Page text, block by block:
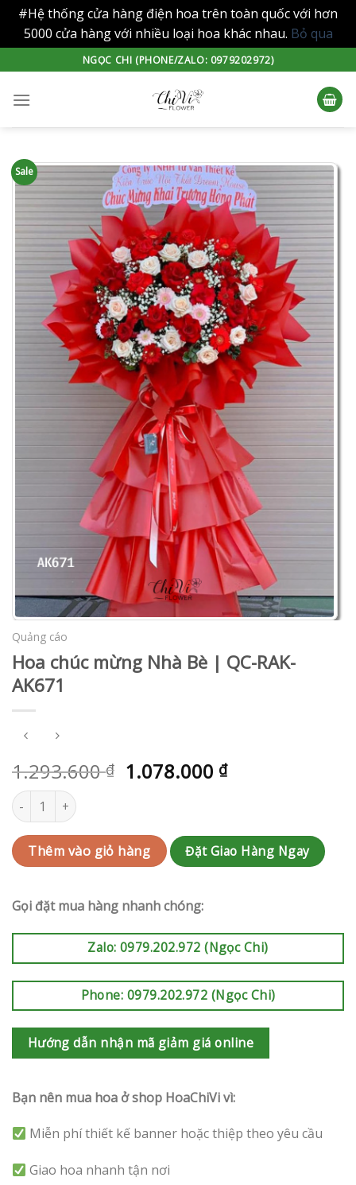
#Hệ thống cửa hàng điện hoa trên toàn quốc với hơn
5000 cửa hàng với nhiều loại hoa khác nhau. Bỏ qua
to
content
NGỌC CHI (PHONE/ZALO: 0979202972)
Sale
Quảng cáo
Hoa chúc mừng Nhà Bè | QC-RAK-
AK671
1.293.600₫ 1.078.000 ₫
Hoa chúc mừng Nhà Bè | QC-RAK-AK671 số lượng
Thêm vào giỏ hàng Đặt Giao Hàng Ngay
Gọi đặt mua hàng nhanh chóng:
Zalo: 0979.202.972 (Ngọc Chi)
Phone: 0979.202.972 (Ngọc Chi)
Hướng dẫn nhận mã giảm giá online
Bạn nên mua hoa ở shop HoaChiVi vì:
Miễn phí thiết kế banner hoặc thiệp theo yêu cầu
Giao hoa nhanh tận nơi